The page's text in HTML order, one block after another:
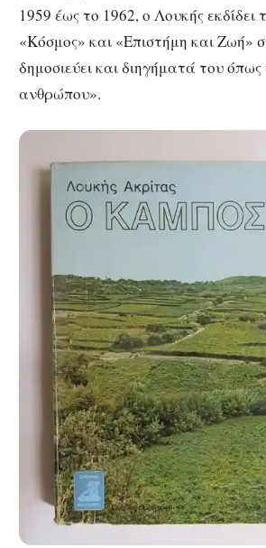
1959 έως το 1962, ο Λουκής εκδίδει
«Κόσμος» και «Επιστήμη και Ζωή»
δημοσιεύει και διηγήματά του
ανθρώπου».